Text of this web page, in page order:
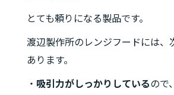
とても頼りになる製品です。
渡辺製作所のレンジフードには、
あります。
・ 吸引力がしっかりしているので